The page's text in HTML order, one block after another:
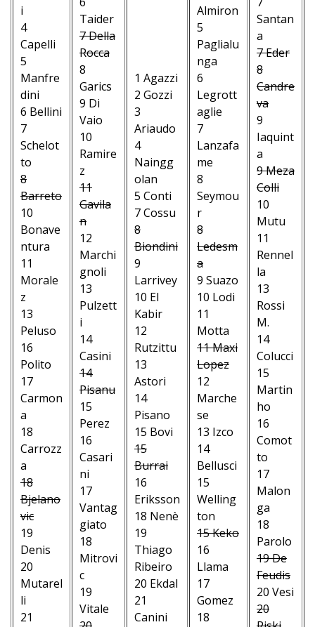
i
4
Capelli
5
Manfre
dini
6 Bellini
7
Schelot
to
8
Barreto
10
Bonave
ntura
11
Morale
z
13
Peluso
16
Polito
17
Carmon
a
18
Carrozz
a
18
Bjelano
vic
19
Denis
20
Mutarel
li
21
Taider
7 Della
Rocca
8
Garics
9 Di
Vaio
10
Ramire
z
11
Gavila
n
12
Marchi
gnoli
13
Pulzett
i
14
Casini
14
Pisanu
15
Perez
16
Casari
ni
17
Vantag
giato
18
Mitrovi
c
19
Vitale
1 Agazzi
2 Gozzi
3
Ariaudo
4
Naingg
olan
5 Conti
7 Cossu
8
Biondini
9
Larrivey
10 El
Kabir
12
Rutzittu
13
Astori
14
Pisano
15 Bovi
15
Burrai
16
Eriksson
18 Nenè
19
Thiago
Ribeiro
20 Ekdal
21
Canini
Almiron
5
Paglialu
nga
6
Legrott
aglie
7
Lanzafa
me
8
Seymou
r
8
Ledesm
a
9 Suazo
10 Lodi
11
Motta
11 Maxi
Lopez
12
Marche
se
13 Izco
14
Bellusci
15
Welling
ton
15 Keko
16
Llama
17
Gomez
18
Santan
a
7 Eder
8
Candre
va
9
Iaquint
a
9 Meza
Colli
10
Mutu
11
Rennel
la
13
Rossi
M.
14
Colucci
15
Martin
ho
16
Comot
to
17
Malon
ga
18
Parolo
19 De
Feudis
20 Vesi
20